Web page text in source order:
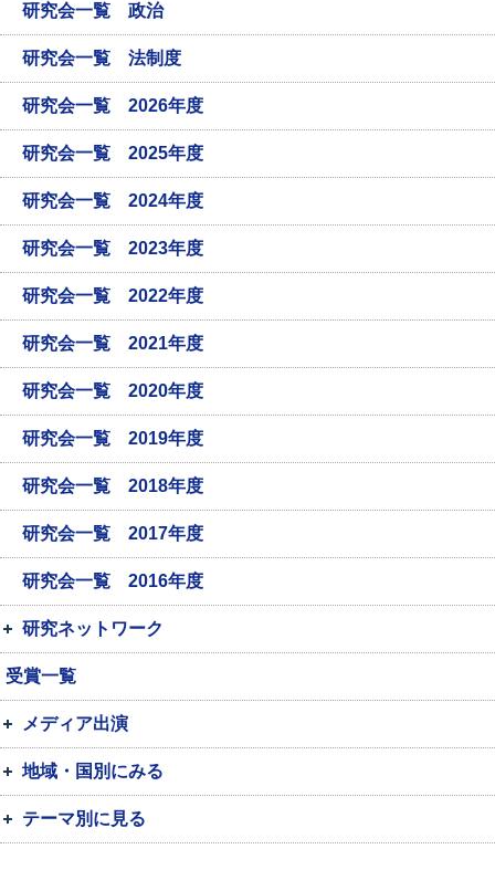
研究会一覧 政治
研究会一覧 法制度
研究会一覧 2026年度
研究会一覧 2025年度
研究会一覧 2024年度
研究会一覧 2023年度
研究会一覧 2022年度
研究会一覧 2021年度
研究会一覧 2020年度
研究会一覧 2019年度
研究会一覧 2018年度
研究会一覧 2017年度
研究会一覧 2016年度
研究ネットワーク
受賞一覧
メディア出演
地域・国別にみる
テーマ別に見る